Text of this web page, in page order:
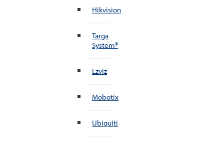
Hikvision
Targa
System®
Ezviz
Mobotix
Ubiquiti